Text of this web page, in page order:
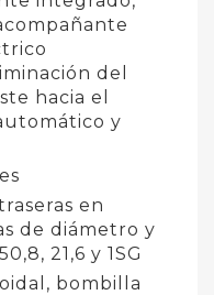
del
hacia el
y
en
de diámetro y
21,6 y 1SG
bombilla